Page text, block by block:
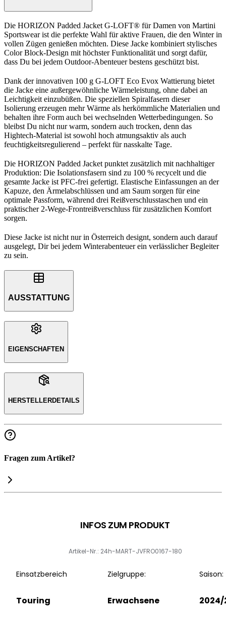
Die HORIZON Padded Jacket G-LOFT® für Damen von Martini
Sportswear ist die perfekte Wahl für aktive Frauen, die den Winter in
vollen Zügen genießen möchten. Diese Jacke kombiniert stylisches
Color Block-Design mit höchster Funktionalität und sorgt dafür,
dass Du bei jedem Outdoor-Abenteuer bestens geschützt bist.
Dank der innovativen 100 g G-LOFT Eco Evox Wattierung bietet
die Jacke eine außergewöhnliche Wärmeleistung, ohne dabei an
Leichtigkeit einzubüßen. Die speziellen Spiralfasern dieser
Isolierung erzeugen mehr Wärme als herkömmliche Materialien und
behalten ihre Form auch bei wechselnden Wetterbedingungen. So
bleibst Du nicht nur warm, sondern auch trocken, denn das
Hightech-Material ist sowohl hoch atmungsaktiv als auch
feuchtigkeitsregulierend – perfekt für nasskalte Tage.
Die HORIZON Padded Jacket punktet zusätzlich mit nachhaltiger
Produktion: Die Isolationsfasern sind zu 100 % recycelt und die
gesamte Jacke ist PFC-frei gefertigt. Elastische Einfassungen an der
Kapuze, den Ärmelabschlüssen und am Saum sorgen für eine
optimale Passform, während drei Reißverschlusstaschen und ein
praktischer 2-Wege-Frontreißverschluss für zusätzlichen Komfort
sorgen.
Diese Jacke ist nicht nur in Österreich designt, sondern auch darauf
ausgelegt, Dir bei jedem Winterabenteuer ein verlässlicher Begleiter
zu sein.
AUSSTATTUNG
EIGENSCHAFTEN
HERSTELLERDETAILS
Fragen zum Artikel?
INFOS ZUM PRODUKT
Artikel-Nr.: 24h-MART-JVFRO0167-180
Einsatzbereich
Touring
Zielgruppe:
Erwachsene
Saison:
2024/